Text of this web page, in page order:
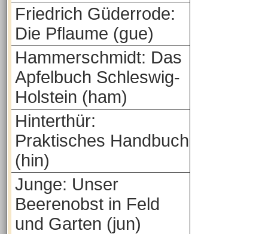
Friedrich Güderrode:
Die Pflaume (gue)
Hammerschmidt: Das
Apfelbuch Schleswig-
Holstein (ham)
Hinterthür:
Praktisches Handbuch
(hin)
Junge: Unser
Beerenobst in Feld
und Garten (jun)